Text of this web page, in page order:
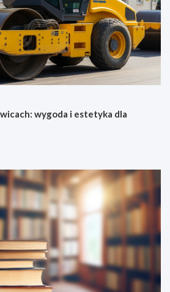
wygoda i estetyka dla